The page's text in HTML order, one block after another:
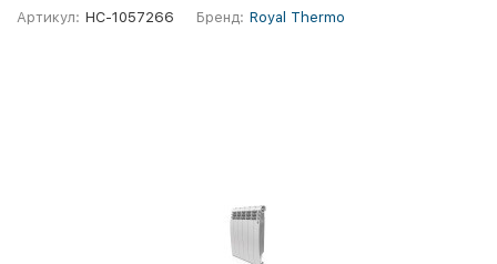
Артикул: НС-1057266 Бренд: Royal Thermo